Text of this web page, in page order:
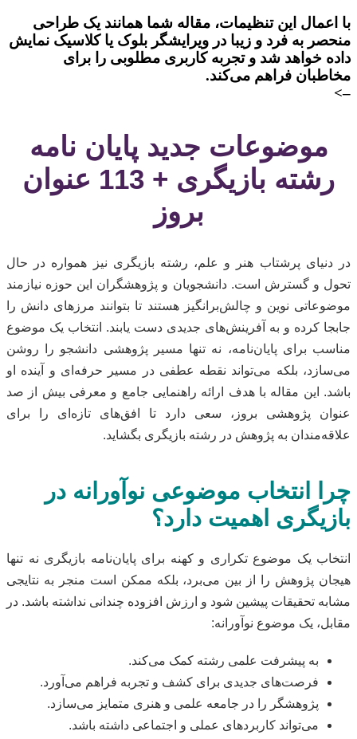
با اعمال این تنظیمات، مقاله شما همانند یک طراحی
منحصر به فرد و زیبا در ویرایشگر بلوک یا کلاسیک نمایش
داده خواهد شد و تجربه کاربری مطلوبی را برای
مخاطبان فراهم می‌کند.
–>
موضوعات جدید پایان نامه
رشته بازیگری + 113 عنوان
بروز
در دنیای پرشتاب هنر و علم، رشته بازیگری نیز همواره در حال
تحول و گسترش است. دانشجویان و پژوهشگران این حوزه نیازمند
موضوعاتی نوین و چالش‌برانگیز هستند تا بتوانند مرزهای دانش را
جابجا کرده و به آفرینش‌های جدیدی دست یابند. انتخاب یک موضوع
مناسب برای پایان‌نامه، نه تنها مسیر پژوهشی دانشجو را روشن
می‌سازد، بلکه می‌تواند نقطه عطفی در مسیر حرفه‌ای و آینده او
باشد. این مقاله با هدف ارائه راهنمایی جامع و معرفی بیش از صد
عنوان پژوهشی بروز، سعی دارد تا افق‌های تازه‌ای را برای
علاقه‌مندان به پژوهش در رشته بازیگری بگشاید.
چرا انتخاب موضوعی نوآورانه در
بازیگری اهمیت دارد؟
انتخاب یک موضوع تکراری و کهنه برای پایان‌نامه بازیگری نه تنها
هیجان پژوهش را از بین می‌برد، بلکه ممکن است منجر به نتایجی
مشابه تحقیقات پیشین شود و ارزش افزوده چندانی نداشته باشد. در
مقابل، یک موضوع نوآورانه:
به پیشرفت علمی رشته کمک می‌کند.
فرصت‌های جدیدی برای کشف و تجربه فراهم می‌آورد.
پژوهشگر را در جامعه علمی و هنری متمایز می‌سازد.
می‌تواند کاربردهای عملی و اجتماعی داشته باشد.